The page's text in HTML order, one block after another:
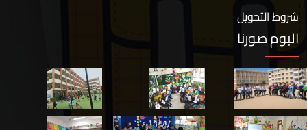
شروط التحويل
البوم صورنا